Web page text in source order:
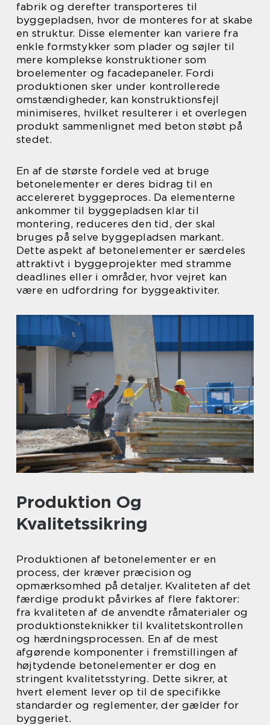
fabrik og derefter transporteres til
byggepladsen, hvor de monteres for at skabe
en struktur. Disse elementer kan variere fra
enkle formstykker som plader og søjler til
mere komplekse konstruktioner som
broelementer og facadepaneler. Fordi
produktionen sker under kontrollerede
omstændigheder, kan konstruktionsfejl
minimiseres, hvilket resulterer i et overlegen
produkt sammenlignet med beton støbt på
stedet.
En af de største fordele ved at bruge
betonelementer er deres bidrag til en
accelereret byggeproces. Da elementerne
ankommer til byggepladsen klar til
montering, reduceres den tid, der skal
bruges på selve byggepladsen markant.
Dette aspekt af betonelementer er særdeles
attraktivt i byggeprojekter med stramme
deadlines eller i områder, hvor vejret kan
være en udfordring for byggeaktiviter.
Produktion Og
Kvalitetssikring
Produktionen af betonelementer er en
process, der kræver præcision og
opmærksomhed på detaljer. Kvaliteten af det
færdige produkt påvirkes af flere faktorer:
fra kvaliteten af de anvendte råmaterialer og
produktionsteknikker til kvalitetskontrollen
og hærdningsprocessen. En af de mest
afgørende komponenter i fremstillingen af
højtydende betonelementer er dog en
stringent kvalitetsstyring. Dette sikrer, at
hvert element lever op til de specifikke
standarder og reglementer, der gælder for
byggeriet.